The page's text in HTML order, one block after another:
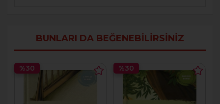
BUNLARI DA BEĞENEBILIRSINIZ
%30 %30